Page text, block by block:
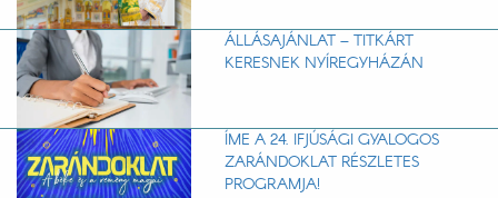
ÁLLÁSAJÁNLAT – TITKÁRT
KERESNEK NYÍREGYHÁZÁN
ÍME A 24. IFJÚSÁGI GYALOGOS
ZARÁNDOKLAT RÉSZLETES
PROGRAMJA!